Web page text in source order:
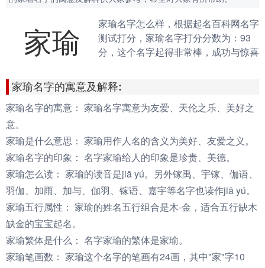
家瑜
家瑜名字怎么样，根据起名百科网名字
测试打分，家瑜名字打分分数为：93
分，这个名字起得非常棒，成功与惊喜
以上为很棒的名字，80-90分为很好的
名字，70分以下为不好的名字）
家瑜名字的寓意及解释:
家瑜名字的寓意： 家瑜名字寓意为友爱、天伦之乐、美好之
意。
家瑜是什么意思： 家瑜用作人名的含义为美好、友爱之义。
家瑜名字的印象： 名字家瑜给人的印象是珍贵、美德。
家瑜怎么读： 家瑜的读音是jiā yú。另外镓禹、宇镓、伽语、
羽伽、加雨、加与、伽羽、镓语、嘉宇等名字也读作jiā yú。
家瑜五行属性： 家瑜的姓名五行组合是木-金，适合五行缺木
缺金的宝宝起名。
家瑜繁体是什么： 名字家瑜的繁体是家瑜。
家瑜笔画数： 家瑜这个名字的笔画有24画，其中"家"字10